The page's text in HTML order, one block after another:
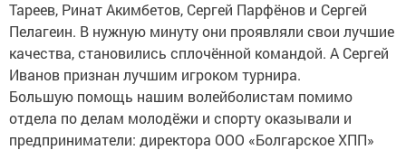
Тареев, Ринат Акимбетов, Сергей Парфёнов и Сергей
Пелагеин. В нужную минуту они проявляли свои лучшие
качества, становились сплочённой командой. А Сергей
Иванов признан лучшим игроком турнира.
Большую помощь нашим волейболистам помимо
отдела по делам молодёжи и спорту оказывали и
предприниматели: директора ООО «Болгарское ХПП»